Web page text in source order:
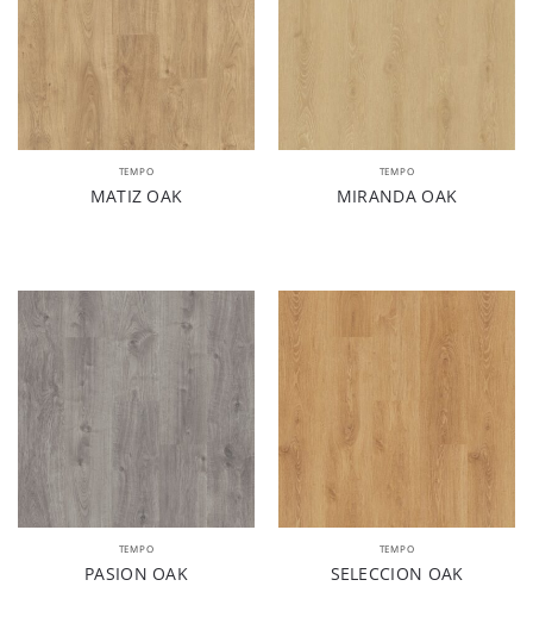
TEMPO
MATIZ OAK
TEMPO
MIRANDA OAK
TEMPO
PASION OAK
TEMPO
SELECCION OAK